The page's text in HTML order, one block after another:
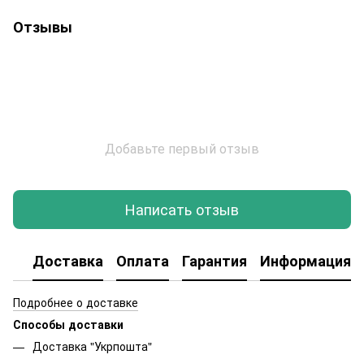
Отзывы
Добавьте первый отзыв
Написать отзыв
Доставка Оплата Гарантия Информация
Подробнее о доставке
Способы доставки
Доставка "Укрпошта"